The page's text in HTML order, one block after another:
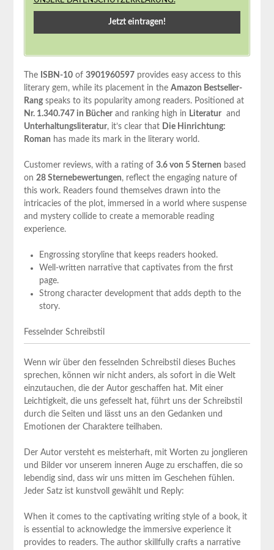
The⁢ ISBN-10of 3901960597provides easy access to this
literary gem, while its placement in the⁤ Amazon‍ Bestseller-
Rangspeaks ‍to ‍its popularity among readers. Positioned at
Nr. 1.340.747 in⁣ Bücherand ⁤ranking high in Literatur‍ and
Unterhaltungsliteratur, it’s clear that Die Hinrichtung:
Roman has made ‌its mark in the literary world.
Customer reviews, with ​a rating‌ of 3.6 ​von⁣ 5 Sternen based
on 28 Sternebewertungen, reflect the engaging ⁤nature of
this work. Readers‌ found themselves drawn into the
intricacies of​ the plot, immersed in a world where suspense
and mystery ⁢collide to create a memorable reading⁢
experience.
Engrossing storyline that keeps readers hooked.
Well-written narrative that captivates from ⁢the first
page.
Strong character development that adds depth to the
story.
Fesselnder Schreibstil
Wenn wir über den fesselnden Schreibstil dieses Buches
sprechen, können wir nicht anders, als sofort in die Welt
einzutauchen, ​die⁣ der Autor⁤ geschaffen hat.⁣ Mit einer
Leichtigkeit, die uns gefesselt hat, führt uns der Schreibstil
durch die Seiten und lässt uns an ⁤den Gedanken und
Emotionen der Charaktere⁤ teilhaben.
Der Autor versteht​ es⁤ meisterhaft,‌ mit Worten zu jonglieren
und Bilder vor unserem inneren Auge zu erschaffen, die so
lebendig sind,⁤ dass wir uns mitten ​im Geschehen fühlen. ​
Jeder Satz ist kunstvoll⁤ gewählt und Reply:
When it comes to the captivating writing style of ‌a book, it
is essential to⁤ acknowledge ‍the immersive experience it
provides to readers. The author skillfully crafts a narrative